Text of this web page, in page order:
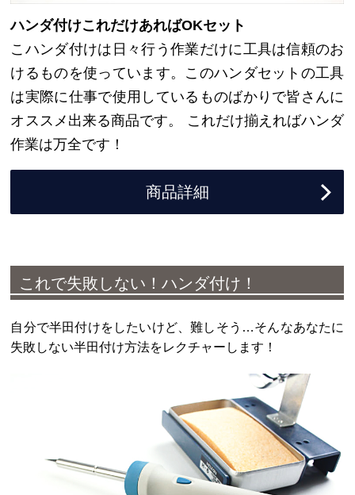
ハンダ付けこれだけあればOKセット
こハンダ付けは日々行う作業だけに工具は信頼のお
けるものを使っています。このハンダセットの工具
は実際に仕事で使用しているものばかりで皆さんに
オススメ出来る商品です。 これだけ揃えればハンダ
作業は万全です！
商品詳細
これで失敗しない！ハンダ付け！
自分で半田付けをしたいけど、難しそう…そんなあなたに
失敗しない半田付け方法をレクチャーします！